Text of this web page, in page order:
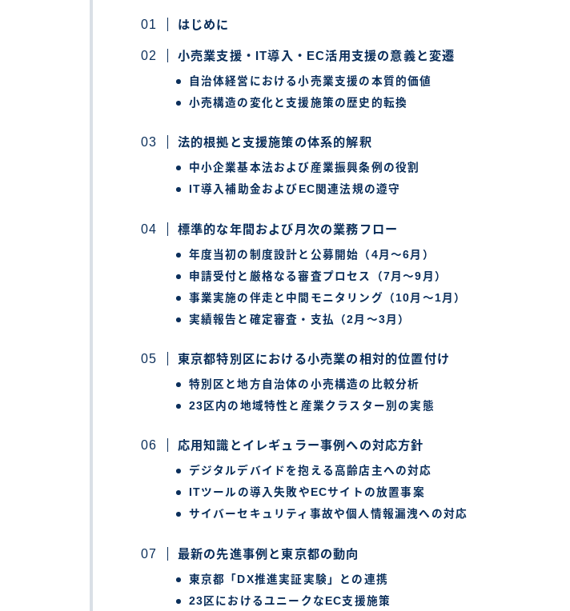
はじめに
小売業支援・IT導入・EC活用支援の意義と変遷
自治体経営における小売業支援の本質的価値
小売構造の変化と支援施策の歴史的転換
法的根拠と支援施策の体系的解釈
中小企業基本法および産業振興条例の役割
IT導入補助金およびEC関連法規の遵守
標準的な年間および月次の業務フロー
年度当初の制度設計と公募開始（4月～6月）
申請受付と厳格なる審査プロセス（7月～9月）
事業実施の伴走と中間モニタリング（10月～1月）
実績報告と確定審査・支払（2月～3月）
東京都特別区における小売業の相対的位置付け
特別区と地方自治体の小売構造の比較分析
23区内の地域特性と産業クラスター別の実態
応用知識とイレギュラー事例への対応方針
デジタルデバイドを抱える高齢店主への対応
ITツールの導入失敗やECサイトの放置事案
サイバーセキュリティ事故や個人情報漏洩への対応
最新の先進事例と東京都の動向
東京都「DX推進実証実験」との連携
23区におけるユニークなEC支援施策